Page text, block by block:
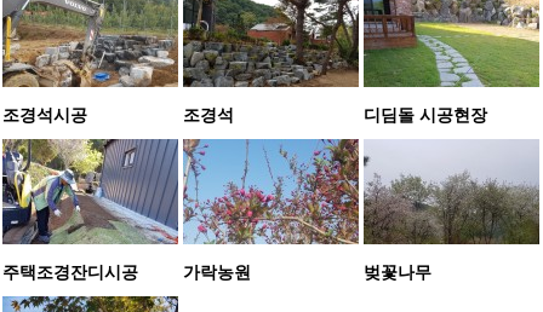
조경석시공 조경석 디딤돌 시공현장
주택조경잔디시공 가락농원 벚꽃나무